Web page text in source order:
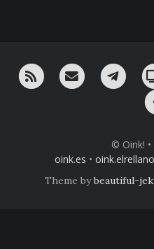
RSS ¡Mándame un
© Oink!
oink.es •
Theme bybeautiful-